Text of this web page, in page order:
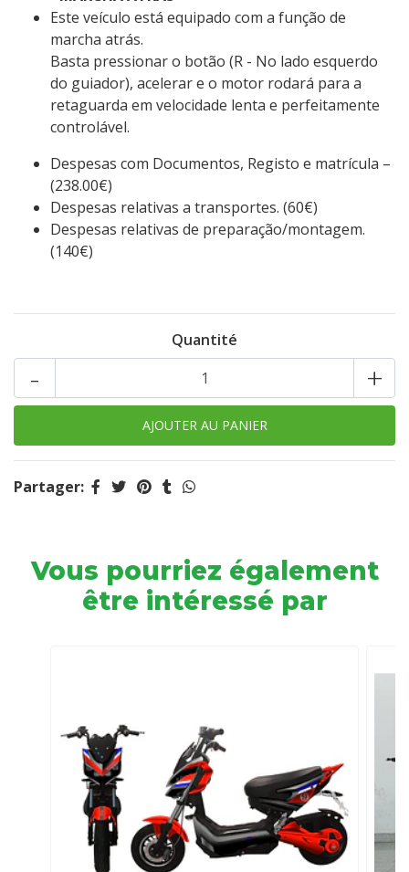
Este veículo está equipado com a função de
marcha atrás.
Basta pressionar o botão (R - No lado esquerdo
do guiador), acelerar e o motor rodará para a
retaguarda em velocidade lenta e perfeitamente
controlável.
Despesas com Documentos, Registo e matrícula –
(238.00€)
Despesas relativas a transportes. (60€)
Despesas relativas de preparação/montagem.
(140€)
Quantité
+
-
Partager:
Vous pourriez également
être intéressé par